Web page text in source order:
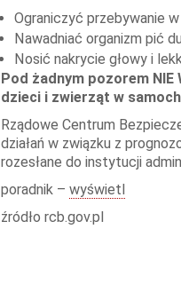
Ograniczyć przebywanie w
Nawadniać organizm pić
Nosić nakrycie głowy i
Pod żadnym pozorem NIE
dzieci i zwierząt w
Rządowe Centrum
działań w związku z
rozesłane do instytucji
poradnik – wyświetl
źródło rcb.gov.pl